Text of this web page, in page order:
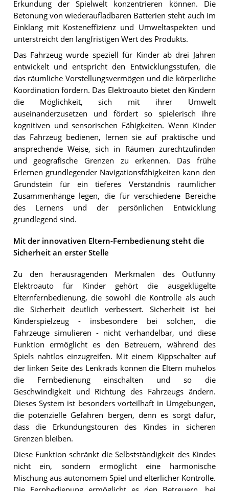
Erkundung der Spielwelt konzentrieren können. Die
Betonung von wiederaufladbaren Batterien steht auch im
Einklang mit Kosteneffizienz und Umweltaspekten und
unterstreicht den langfristigen Wert des Produkts.
Das Fahrzeug wurde speziell für Kinder ab drei Jahren
entwickelt und entspricht den Entwicklungsstufen, die
das räumliche Vorstellungsvermögen und die körperliche
Koordination fördern. Das Elektroauto bietet den Kindern
die Möglichkeit, sich mit ihrer Umwelt
auseinanderzusetzen und fördert so spielerisch ihre
kognitiven und sensorischen Fähigkeiten. Wenn Kinder
das Fahrzeug bedienen, lernen sie auf praktische und
ansprechende Weise, sich in Räumen zurechtzufinden
und geografische Grenzen zu erkennen. Das frühe
Erlernen grundlegender Navigationsfähigkeiten kann den
Grundstein für ein tieferes Verständnis räumlicher
Zusammenhänge legen, die für verschiedene Bereiche
des Lernens und der persönlichen Entwicklung
grundlegend sind.
Mit der innovativen Eltern-Fernbedienung steht die
Sicherheit an erster Stelle
Zu den herausragenden Merkmalen des Outfunny
Elektroauto für Kinder gehört die ausgeklügelte
Elternfernbedienung, die sowohl die Kontrolle als auch
die Sicherheit deutlich verbessert. Sicherheit ist bei
Kinderspielzeug - insbesondere bei solchen, die
Fahrzeuge simulieren - nicht verhandelbar, und diese
Funktion ermöglicht es den Betreuern, während des
Spiels nahtlos einzugreifen. Mit einem Kippschalter auf
der linken Seite des Lenkrads können die Eltern mühelos
die Fernbedienung einschalten und so die
Geschwindigkeit und Richtung des Fahrzeugs ändern.
Dieses System ist besonders vorteilhaft in Umgebungen,
die potenzielle Gefahren bergen, denn es sorgt dafür,
dass die Erkundungstouren des Kindes in sicheren
Grenzen bleiben.
Diese Funktion schränkt die Selbstständigkeit des Kindes
nicht ein, sondern ermöglicht eine harmonische
Mischung aus autonomem Spiel und elterlicher Kontrolle.